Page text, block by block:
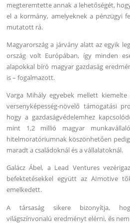
megteremtette annak a lehetőségét,
el a kormány, amelyeknek a pénzügyi
mutatott rá.
Magyarország a járvány alatt az egyik
ország volt Európában, így minden
alapokkal bíró magyar gazdaság
is – fogalmazott.
Varga Mihály egyebek mellett
versenyképesség-növelő támogatási
hogy a gazdaságvédelemhez
mint 1,2 millió magyar
hitelmoratóriumnak köszönhetően
maradt a családoknál és a vállalatoknál.
Galácz Ábel, a Lead Ventures
befektetésekkel együtt az AImotive
emelkedett.
A társaság sikere bizonyítja,
világszínvonalú eredményt elérni, és